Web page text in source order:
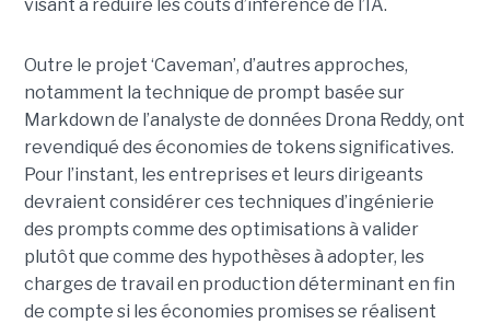
visant à réduire les coûts d’inférence de l’IA.
Outre le projet ‘Caveman’, d’autres approches,
notamment la technique de prompt basée sur
Markdown de l’analyste de données Drona Reddy, ont
revendiqué des économies de tokens significatives.
Pour l’instant, les entreprises et leurs dirigeants
devraient considérer ces techniques d’ingénierie
des prompts comme des optimisations à valider
plutôt que comme des hypothèses à adopter, les
charges de travail en production déterminant en fin
de compte si les économies promises se réalisent